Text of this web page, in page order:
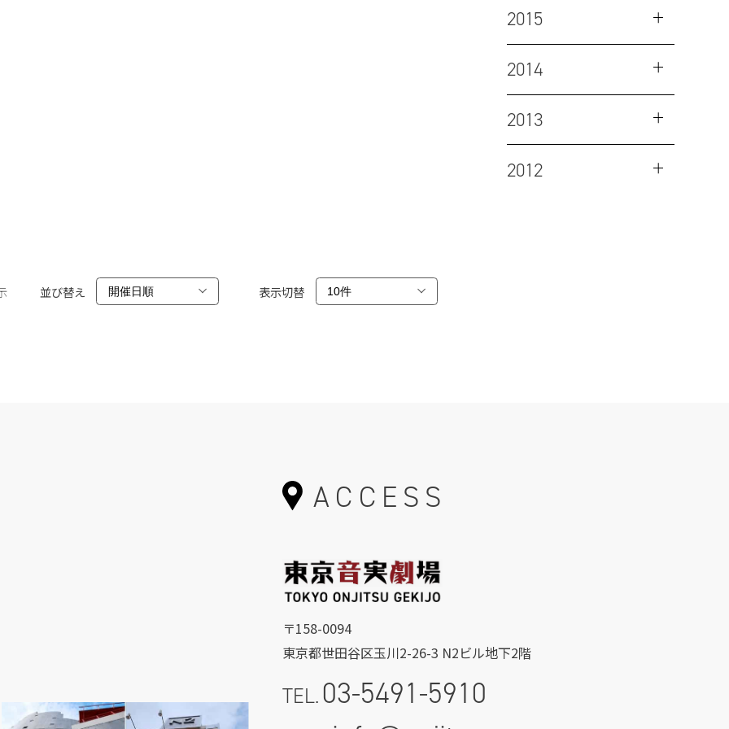
2015
2014
2013
2012
並び替え 表示切替
ACCESS
〒158-0094
東京都世田谷区玉川2-26-3 N2ビル地下2階
TEL.03-5491-5910